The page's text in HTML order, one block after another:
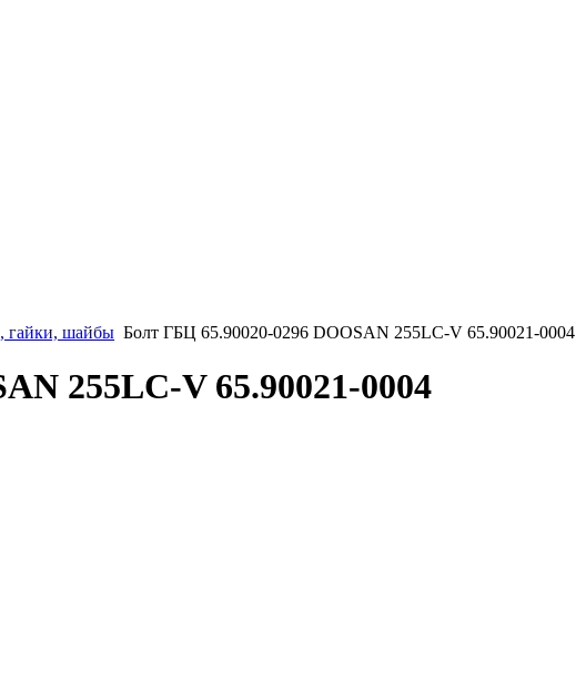
гайки, шайбы Болт ГБЦ 65.90020-0296 DOOSAN 255LC-V 65.90021-0004
255LC-V 65.90021-0004